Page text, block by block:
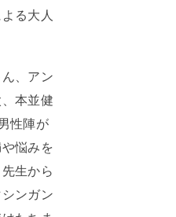
る大人
、アン
本並健
性陣が
悩みを
生から
ンガン